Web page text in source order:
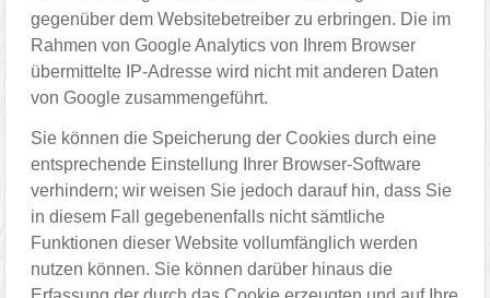
gegenüber dem Websitebetreiber zu erbringen. Die im
Rahmen von Google Analytics von Ihrem Browser
übermittelte IP-Adresse wird nicht mit anderen Daten
von Google zusammengeführt.
Sie können die Speicherung der Cookies durch eine
entsprechende Einstellung Ihrer Browser-Software
verhindern; wir weisen Sie jedoch darauf hin, dass Sie
in diesem Fall gegebenenfalls nicht sämtliche
Funktionen dieser Website vollumfänglich werden
nutzen können. Sie können darüber hinaus die